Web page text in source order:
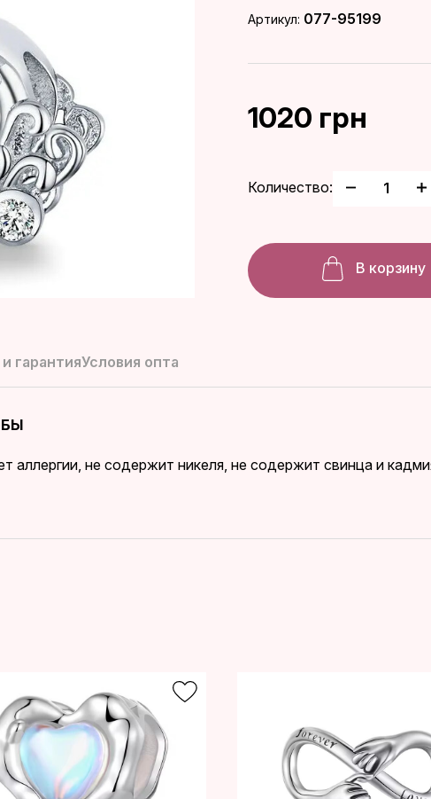
Артикул: 077-95199
1020 грн
Количество:
В корзину
гарантияУсловия опта
аллергии, не содержит никеля, не содержит свинца и